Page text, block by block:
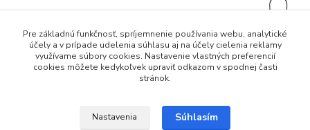
Pre základnú funkčnosť, spríjemnenie používania webu, analytické
účely a v prípade udelenia súhlasu aj na účely cielenia reklamy
využívame súbory cookies. Nastavenie vlastných preferencií
cookies môžete kedykoľvek upraviť odkazom v spodnej časti
stránok.
Nastavenia Súhlasím